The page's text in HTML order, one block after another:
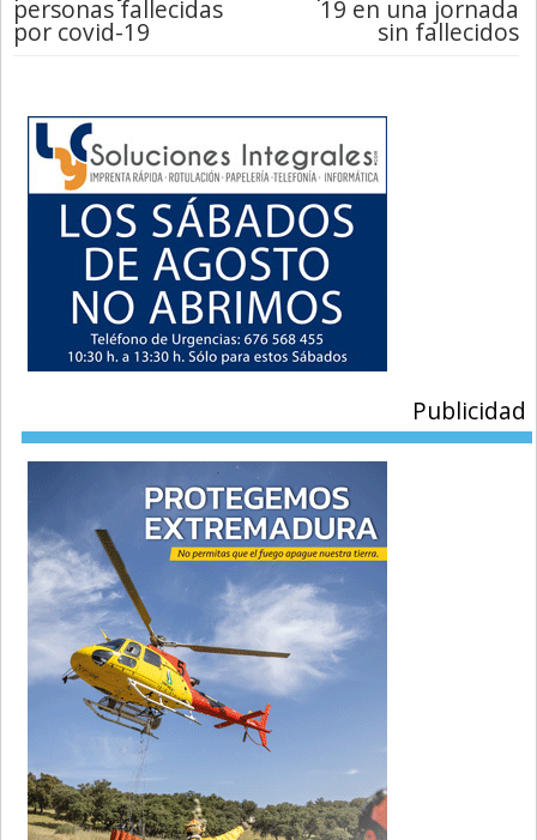
personas fallecidas
por covid-19
19 en una jornada
sin fallecidos
Publicidad